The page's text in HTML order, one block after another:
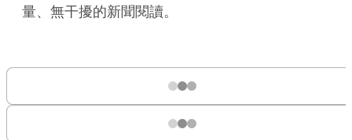
量、無干擾的新聞閱讀。